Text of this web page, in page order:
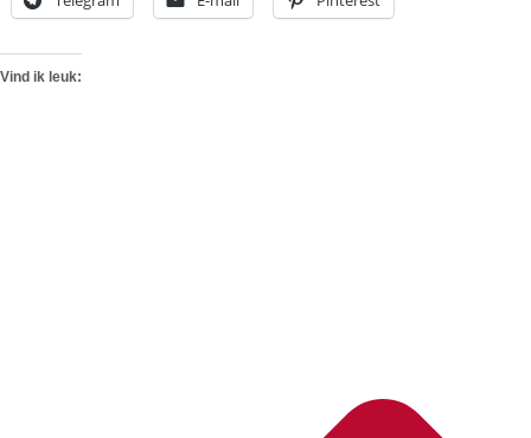
Vind ik leuk: